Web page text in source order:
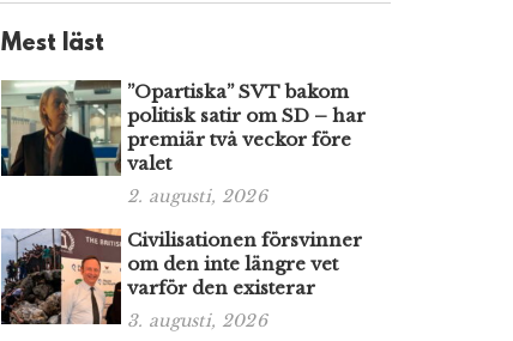
Mest läst
”Opartiska” SVT bakom
politisk satir om SD – har
premiär två veckor före
valet
2. augusti, 2026
Civilisationen försvinner
om den inte längre vet
varför den existerar
3. augusti, 2026